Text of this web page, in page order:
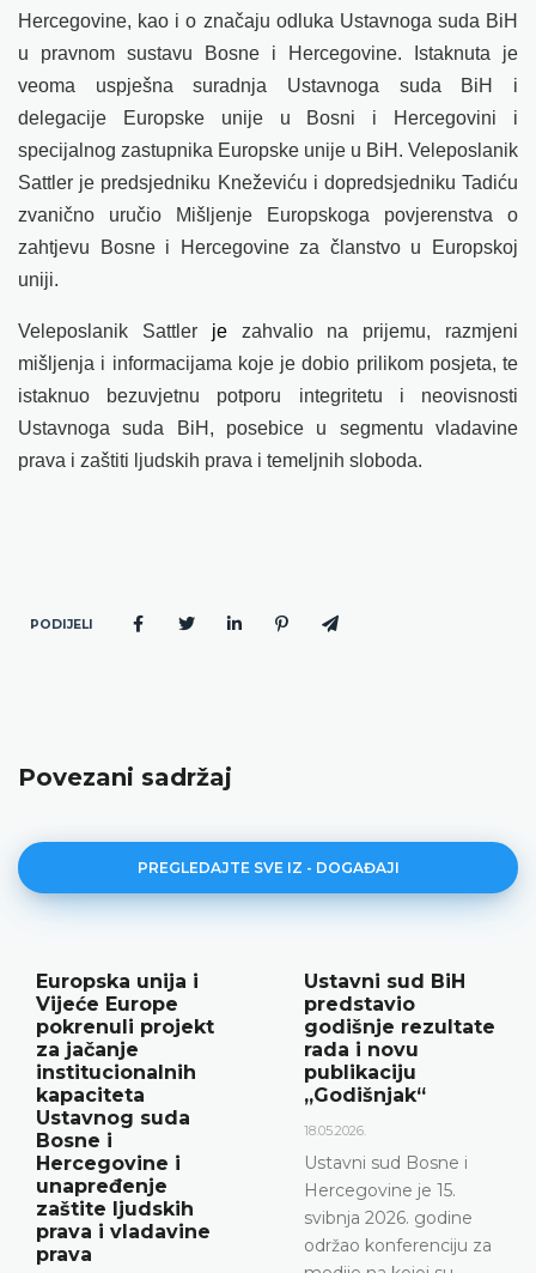
Hercegovine, kao i o značaju odluka Ustavnoga suda BiH
u pravnom sustavu Bosne i Hercegovine. Istaknuta je
veoma uspješna suradnja Ustavnoga suda BiH i
delegacije Europske unije u Bosni i Hercegovini i
specijalnog zastupnika Europske unije u BiH. Veleposlanik
Sattler je predsjedniku Kneževiću i dopredsjedniku Tadiću
zvanično uručio Mišljenje Europskoga povjerenstva o
zahtjevu Bosne i Hercegovine za članstvo u Europskoj
uniji.
Veleposlanik Sattler je zahvalio na prijemu, razmjeni
mišljenja i informacijama koje je dobio prilikom posjeta, te
istaknuo bezuvjetnu potporu integritetu i neovisnosti
Ustavnoga suda BiH, posebice u segmentu vladavine
prava i zaštiti ljudskih prava i temeljnih sloboda.
PODIJELI
Povezani sadržaj
PREGLEDAJTE SVE IZ - DOGAĐAJI
Ustavni sud BiH
predstavio
godišnje rezultate
rada i novu
publikaciju
„Godišnjak“
18.05.2026.
Ustavni sud Bosne i
Hercegovine je 15.
svibnja 2026. godine
održao konferenciju za
Najava
konferencije za
medije
12.05.2026.
Ustavni sud Bosne i
Hercegovine
terminu od 10.00 do
11.30 održati
konferenciju za medije